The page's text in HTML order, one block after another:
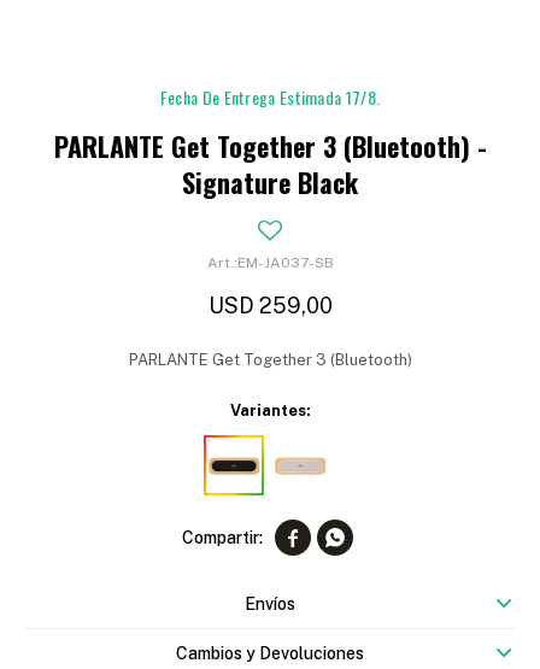
Fecha De Entrega Estimada 17/8.
PARLANTE Get Together 3 (Bluetooth) -
Signature Black
EM-JA037-SB
USD 259,00
PARLANTE Get Together 3 (Bluetooth)
Variantes:
 
Envíos
Cambios y Devoluciones